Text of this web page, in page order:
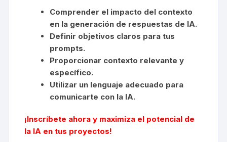
Comprender el impacto del contexto
en la generación de respuestas de IA.
Definir objetivos claros para tus
prompts.
Proporcionar contexto relevante y
específico.
Utilizar un lenguaje adecuado para
comunicarte con la IA.
¡Inscríbete ahora y maximiza el potencial de
la IA en tus proyectos!